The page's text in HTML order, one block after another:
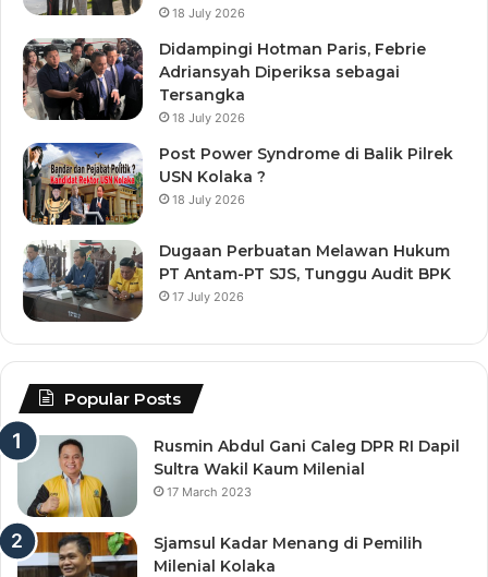
18 July 2026
Didampingi Hotman Paris, Febrie
Adriansyah Diperiksa sebagai
Tersangka
18 July 2026
Post Power Syndrome di Balik Pilrek
USN Kolaka ?
18 July 2026
Dugaan Perbuatan Melawan Hukum
PT Antam-PT SJS, Tunggu Audit BPK
17 July 2026
Popular Posts
Rusmin Abdul Gani Caleg DPR RI Dapil
Sultra Wakil Kaum Milenial
17 March 2023
Sjamsul Kadar Menang di Pemilih
Milenial Kolaka